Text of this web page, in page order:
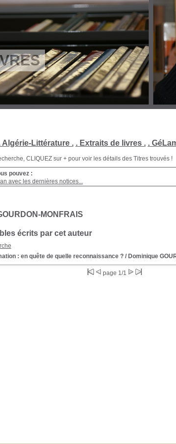
Algérie-Littérature . . Extraits de livres . .
CLIQUEZ sur + pour voir les détails des Titres trouvés !
pouvez :
avec les dernières notices...
MONFRAIS
écrits par cet auteur
: en quête de quelle reconnaissance ?/ Dominique
page 1/1